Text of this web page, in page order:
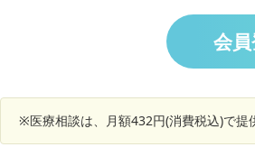
る感じです。 それも肉割れなんでしょう
会
※医療相談は、月額432円(消費税込)で提